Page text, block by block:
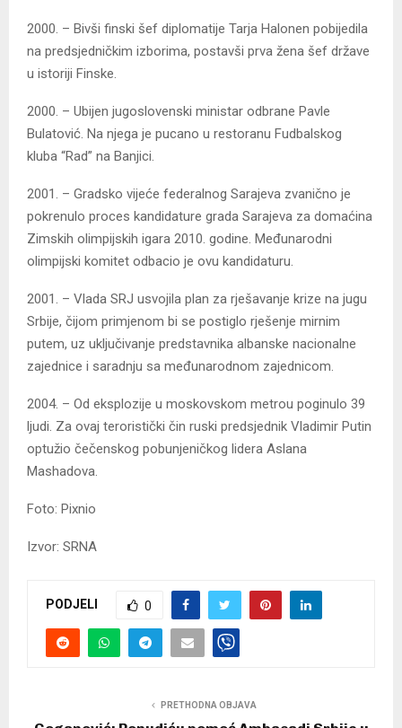
2000. – Bivši finski šef diplomatije Tarja Halonen pobijedila
na predsjedničkim izborima, postavši prva žena šef države
u istoriji Finske.
2000. – Ubijen jugoslovenski ministar odbrane Pavle
Bulatović. Na njega je pucano u restoranu Fudbalskog
kluba “Rad” na Banjici.
2001. – Gradsko vijeće federalnog Sarajeva zvanično je
pokrenulo proces kandidature grada Sarajeva za domaćina
Zimskih olimpijskih igara 2010. godine. Međunarodni
olimpijski komitet odbacio je ovu kandidaturu.
2001. – Vlada SRJ usvojila plan za rješavanje krize na jugu
Srbije, čijom primjenom bi se postiglo rješenje mirnim
putem, uz uključivanje predstavnika albanske nacionalne
zajednice i saradnju sa međunarodnom zajednicom.
2004. – Od eksplozije u moskovskom metrou poginulo 39
ljudi. Za ovaj teroristički čin ruski predsjednik Vladimir Putin
optužio čečenskog pobunjeničkog lidera Aslana
Mashadova.
Foto: Pixnio
Izvor: SRNA
PODJELI 0
PRETHODNA OBJAVA